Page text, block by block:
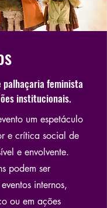
palhaçaria feminista
institucionais.
um espetáculo
e crítica social de
e envolvente.
podem ser
internos,
ou em ações